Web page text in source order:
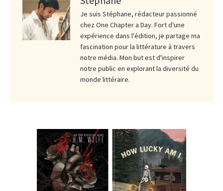
Je suis Stéphane, rédacteur passionné
chez One Chapter a Day. Fort d'une
expérience dans l'édition, je partage ma
fascination pour la littérature à travers
notre média. Mon but est d'inspirer
notre public en explorant la diversité du
monde littéraire.